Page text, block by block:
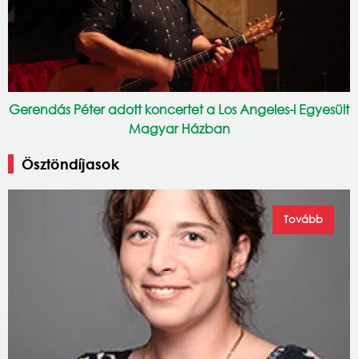
Gerendás Péter adott koncertet a Los Angeles-i Egyesült
Magyar Házban
Ösztöndíjasok
Tovább